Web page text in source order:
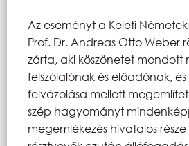
Az eseményt a Keleti
Prof. Dr. Andreas Otto Weber
zárta, aki köszönetet mondott
felszólalónak és előadónak,
felvázolása mellett
szép hagyományt
megemlékezés hivatalos